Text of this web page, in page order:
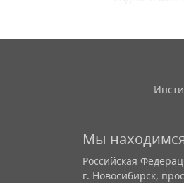
Мы
Российская
г. Новосибирск,